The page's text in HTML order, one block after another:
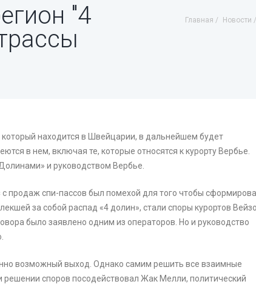
Главная Новости
"4
находится в Швейцарии, в дальнейшем будет
в нем, включая те, которые относятся к курорту Вербье.
и руководством Вербье.
продаж спи-пассов был помехой для того чтобы
за собой распад «4 долин», стали споры курортов
было заявлено одним из операторов. Но и руководство
возможный выход. Однако самим решить все взаимные
споров посодействовал Жак Мелли, политический